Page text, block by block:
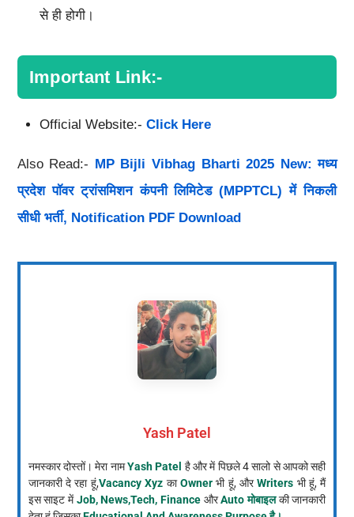
से ही होगी।
Important Link:-
Official Website:- Click Here
Also Read:- MP Bijli Vibhag Bharti 2025 New: मध्य
प्रदेश पॉवर ट्रांसमिशन कंपनी लिमिटेड (MPPTCL) में निकली
सीधी भर्ती, Notification PDF Download
Yash Patel
नमस्कार दोस्तों। मेरा नामYash Patel है और में पिछले 4 सालो से आपको सही
जानकारी दे रहा हूं,Vacancy Xyz काOwnerभी हूं, औरWriters भी हूं, मैं
इस साइट मेंJob, News,Tech, Finance औरAuto मोबाइलकी जानकारी